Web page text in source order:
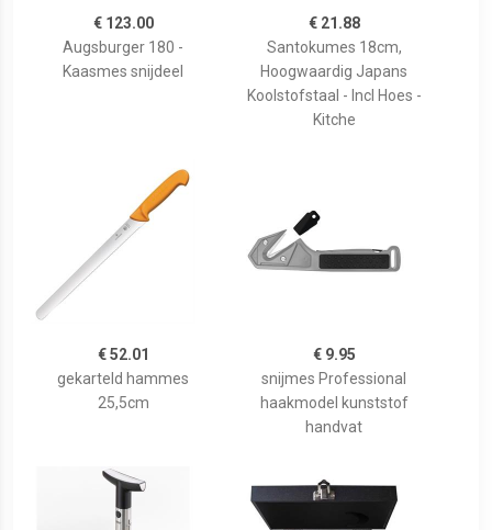
€ 123.00
Augsburger 180 -
Kaasmes snijdeel
€ 21.88
Santokumes 18cm,
Hoogwaardig Japans
Koolstofstaal - Incl Hoes -
Kitche
€ 52.01
gekarteld hammes
25,5cm
€ 9.95
snijmes Professional
haakmodel kunststof
handvat